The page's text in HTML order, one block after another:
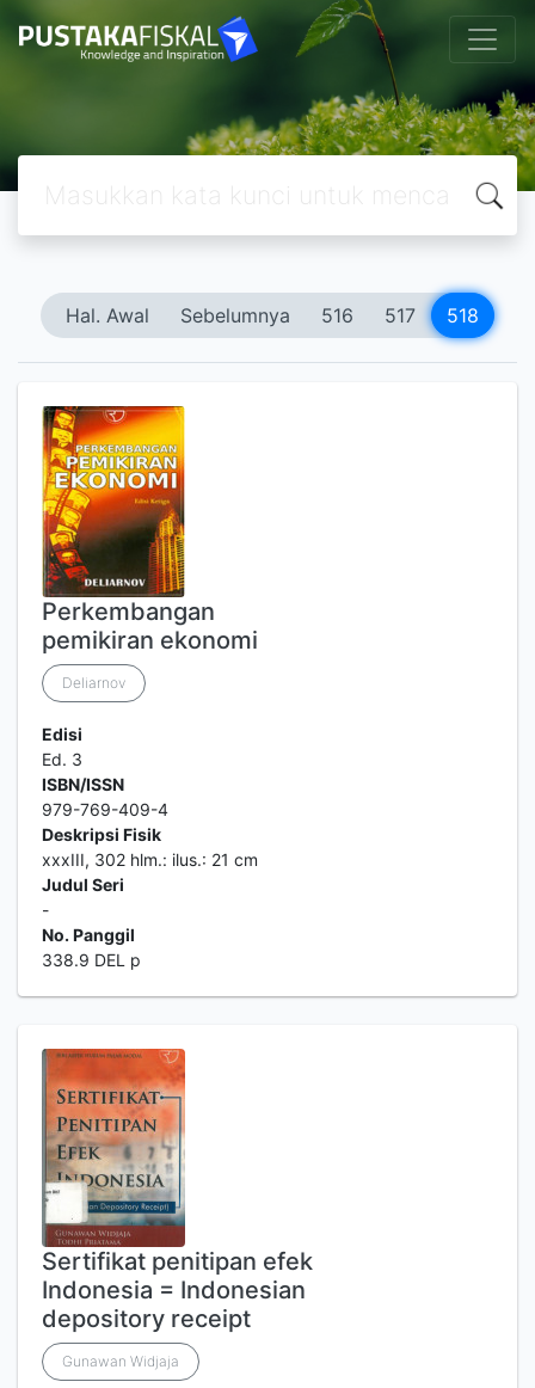
Hal. Awal Sebelumnya 516 517 518
Perkembangan
pemikiran ekonomi
Deliarnov
Edisi
Ed. 3
ISBN/ISSN
979-769-409-4
Deskripsi Fisik
xxxIII, 302 hlm.: ilus.: 21 cm
Judul Seri
-
No. Panggil
338.9 DEL p
Sertifikat penitipan efek
Indonesia = Indonesian
depository receipt
Gunawan Widjaja